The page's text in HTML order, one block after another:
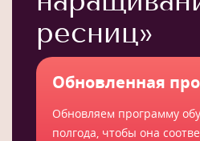
ресниц»
Обновленная
Обновляем программу
полгода, чтобы она